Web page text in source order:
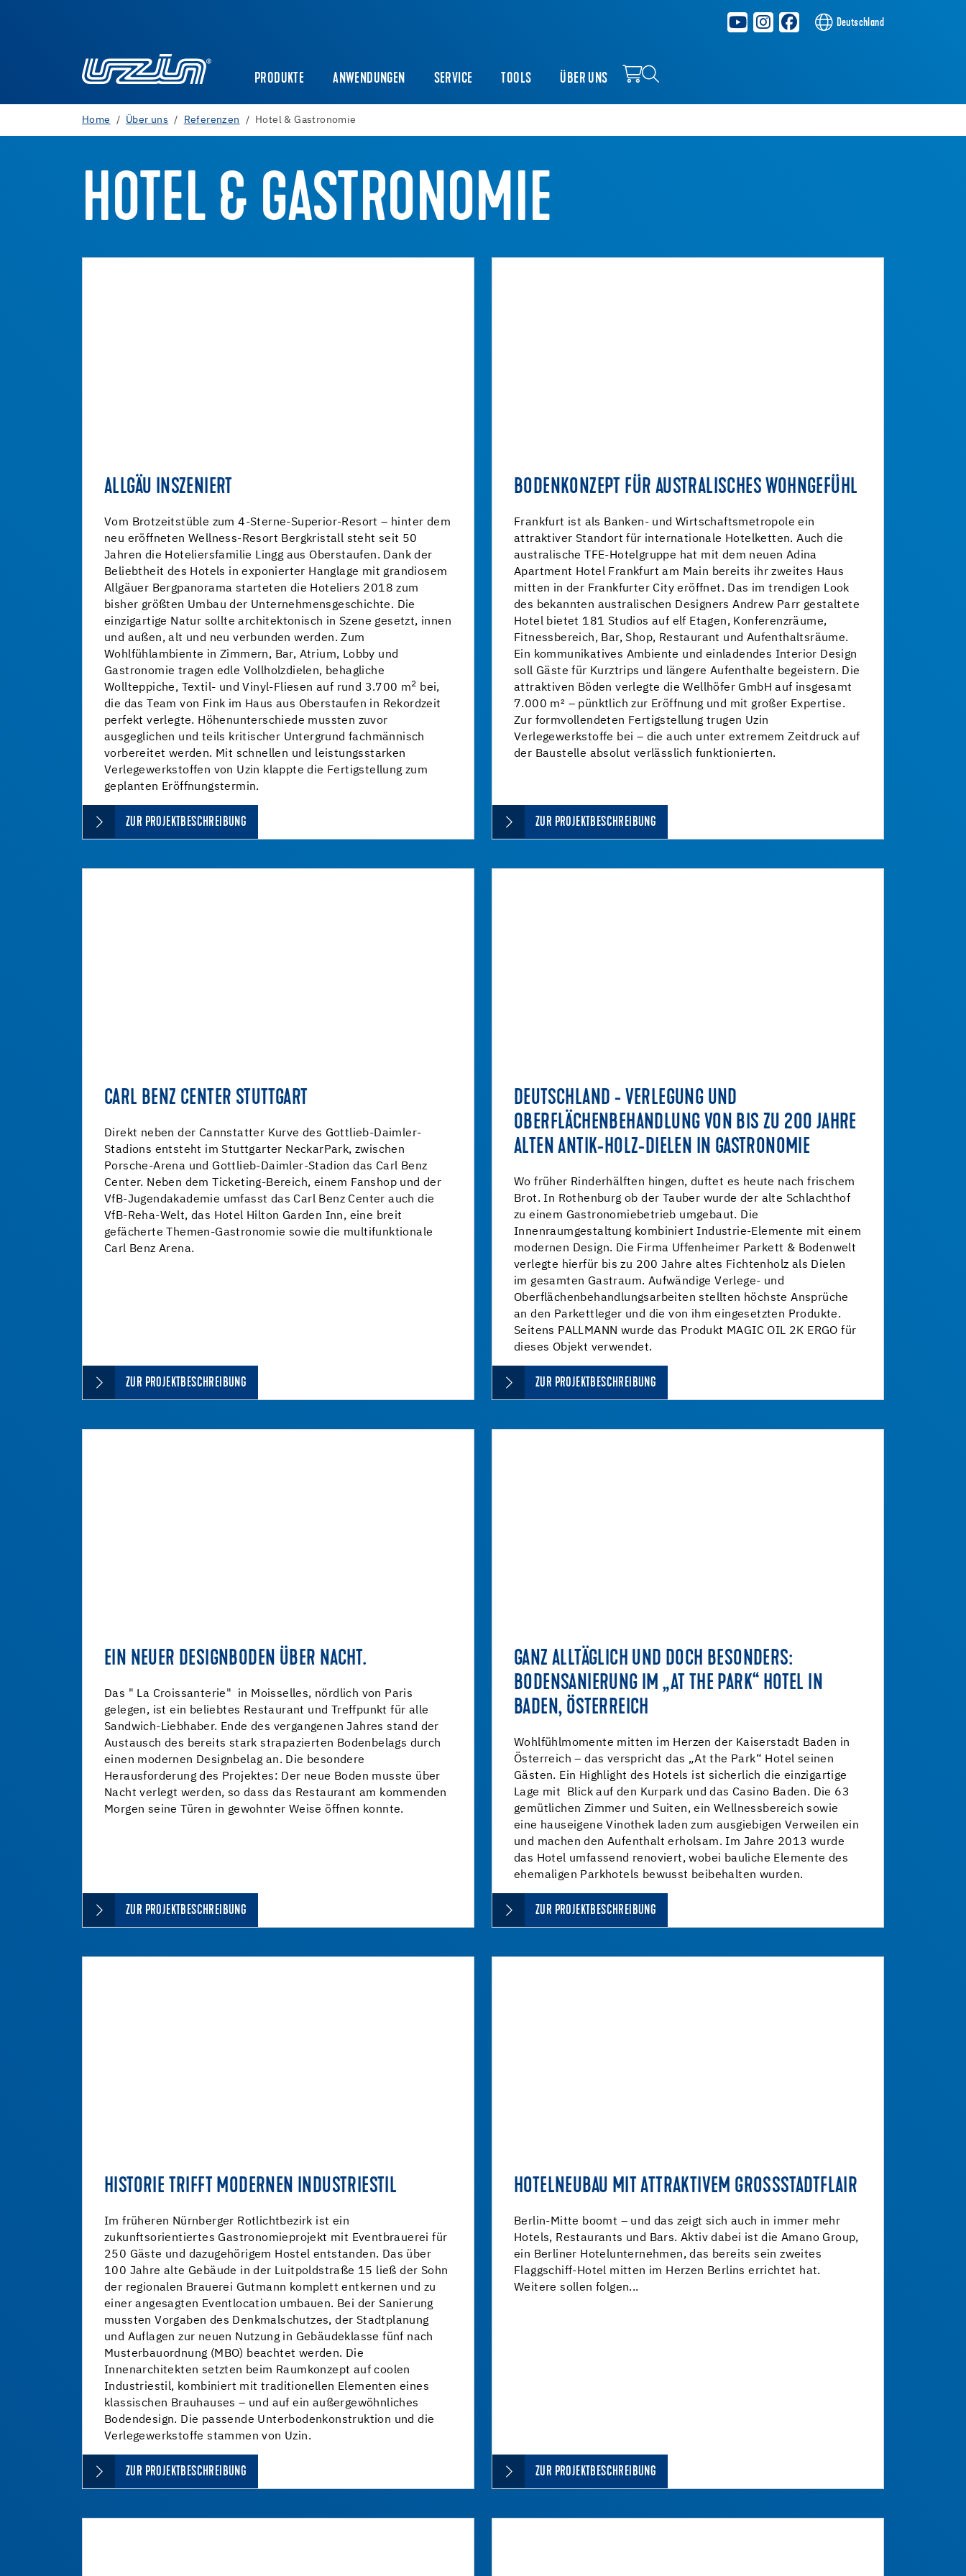
Deutschland
PRODUKTE ANWENDUNGEN SERVICE TOOLS ÜBER UNS
Home Über uns Referenzen Hotel & Gastronomie
HOTEL & GASTRONOMIE
ALLGÄU INSZENIERT
Vom Brotzeitstüble zum 4-Sterne-Superior-Resort – hinter dem
neu eröffneten Wellness-Resort Bergkristall steht seit 50
Jahren die Hoteliersfamilie Lingg aus Oberstaufen. Dank der
Beliebtheit des Hotels in exponierter Hanglage mit grandiosem
Allgäuer Bergpanorama starteten die Hoteliers 2018 zum
bisher größten Umbau der Unternehmensgeschichte. Die
einzigartige Natur sollte architektonisch in Szene gesetzt, innen
und außen, alt und neu verbunden werden. Zum
Wohlfühlambiente in Zimmern, Bar, Atrium, Lobby und
Gastronomie tragen edle Vollholzdielen, behagliche
Wollteppiche, Textil- und Vinyl-Fliesen auf rund 3.700 m2 bei,
die das Team von Fink im Haus aus Oberstaufen in Rekordzeit
perfekt verlegte. Höhenunterschiede mussten zuvor
ausgeglichen und teils kritischer Untergrund fachmännisch
vorbereitet werden. Mit schnellen und leistungsstarken
Verlegewerkstoffen von Uzin klappte die Fertigstellung zum
geplanten Eröffnungstermin.
ZUR PROJEKTBESCHREIBUNG
BODENKONZEPT FÜR AUSTRALISCHES WOHNGEFÜHL
Frankfurt ist als Banken- und Wirtschaftsmetropole ein
attraktiver Standort für internationale Hotelketten. Auch die
australische TFE-Hotelgruppe hat mit dem neuen Adina
Apartment Hotel Frankfurt am Main bereits ihr zweites Haus
mitten in der Frankfurter City eröffnet. Das im trendigen Look
des bekannten australischen Designers Andrew Parr gestaltete
Hotel bietet 181 Studios auf elf Etagen, Konferenzräume,
Fitnessbereich, Bar, Shop, Restaurant und Aufenthaltsräume.
Ein kommunikatives Ambiente und einladendes Interior Design
soll Gäste für Kurztrips und längere Aufenthalte begeistern. Die
attraktiven Böden verlegte die Wellhöfer GmbH auf insgesamt
7.000 m² – pünktlich zur Eröffnung und mit großer Expertise.
Zur formvollendeten Fertigstellung trugen Uzin
Verlegewerkstoffe bei – die auch unter extremem Zeitdruck auf
der Baustelle absolut verlässlich funktionierten.
ZUR PROJEKTBESCHREIBUNG
CARL BENZ CENTER STUTTGART
Direkt neben der Cannstatter Kurve des Gottlieb-Daimler-
Stadions entsteht im Stuttgarter NeckarPark, zwischen
Porsche-Arena und Gottlieb-Daimler-Stadion das Carl Benz
Center. Neben dem Ticketing-Bereich, einem Fanshop und der
VfB-Jugendakademie umfasst das Carl Benz Center auch die
VfB-Reha-Welt, das Hotel Hilton Garden Inn, eine breit
gefächerte Themen-Gastronomie sowie die multifunktionale
Carl Benz Arena.
ZUR PROJEKTBESCHREIBUNG
DEUTSCHLAND - VERLEGUNG UND
OBERFLÄCHENBEHANDLUNG VON BIS ZU 200 JAHRE
ALTEN ANTIK-HOLZ-DIELEN IN GASTRONOMIE
Wo früher Rinderhälften hingen, duftet es heute nach frischem
Brot. In Rothenburg ob der Tauber wurde der alte Schlachthof
zu einem Gastronomiebetrieb umgebaut. Die
Innenraumgestaltung kombiniert Industrie-Elemente mit einem
modernen Design. Die Firma Uffenheimer Parkett & Bodenwelt
verlegte hierfür bis zu 200 Jahre altes Fichtenholz als Dielen
im gesamten Gastraum. Aufwändige Verlege- und
Oberflächenbehandlungsarbeiten stellten höchste Ansprüche
an den Parkettleger und die von ihm eingesetzten Produkte.
Seitens PALLMANN wurde das Produkt MAGIC OIL 2K ERGO für
dieses Objekt verwendet.
ZUR PROJEKTBESCHREIBUNG
EIN NEUER DESIGNBODEN ÜBER NACHT.
Das " La Croissanterie" in Moisselles, nördlich von Paris
gelegen, ist ein beliebtes Restaurant und Treffpunkt für alle
Sandwich-Liebhaber. Ende des vergangenen Jahres stand der
Austausch des bereits stark strapazierten Bodenbelags durch
einen modernen Designbelag an. Die besondere
Herausforderung des Projektes: Der neue Boden musste über
Nacht verlegt werden, so dass das Restaurant am kommenden
Morgen seine Türen in gewohnter Weise öffnen konnte.
ZUR PROJEKTBESCHREIBUNG
GANZ ALLTÄGLICH UND DOCH BESONDERS:
BODENSANIERUNG IM „AT THE PARK“ HOTEL IN
BADEN, ÖSTERREICH
Wohlfühlmomente mitten im Herzen der Kaiserstadt Baden in
Österreich – das verspricht das „At the Park“ Hotel seinen
Gästen. Ein Highlight des Hotels ist sicherlich die einzigartige
Lage mit Blick auf den Kurpark und das Casino Baden. Die 63
gemütlichen Zimmer und Suiten, ein Wellnessbereich sowie
eine hauseigene Vinothek laden zum ausgiebigen Verweilen ein
und machen den Aufenthalt erholsam. Im Jahre 2013 wurde
das Hotel umfassend renoviert, wobei bauliche Elemente des
ehemaligen Parkhotels bewusst beibehalten wurden.
ZUR PROJEKTBESCHREIBUNG
HISTORIE TRIFFT MODERNEN INDUSTRIESTIL
Im früheren Nürnberger Rotlichtbezirk ist ein
zukunftsorientiertes Gastronomieprojekt mit Eventbrauerei für
250 Gäste und dazugehörigem Hostel entstanden. Das über
100 Jahre alte Gebäude in der Luitpoldstraße 15 ließ der Sohn
der regionalen Brauerei Gutmann komplett entkernen und zu
einer angesagten Eventlocation umbauen. Bei der Sanierung
mussten Vorgaben des Denkmalschutzes, der Stadtplanung
und Auflagen zur neuen Nutzung in Gebäudeklasse fünf nach
Musterbauordnung (MBO) beachtet werden. Die
Innenarchitekten setzten beim Raumkonzept auf coolen
Industriestil, kombiniert mit traditionellen Elementen eines
klassischen Brauhauses – und auf ein außergewöhnliches
Bodendesign. Die passende Unterbodenkonstruktion und die
Verlegewerkstoffe stammen von Uzin.
ZUR PROJEKTBESCHREIBUNG
HOTELNEUBAU MIT ATTRAKTIVEM GROSSSTADTFLAIR
Berlin-Mitte boomt – und das zeigt sich auch in immer mehr
Hotels, Restaurants und Bars. Aktiv dabei ist die Amano Group,
ein Berliner Hotelunternehmen, das bereits sein zweites
Flaggschiff-Hotel mitten im Herzen Berlins errichtet hat.
Weitere sollen folgen...
ZUR PROJEKTBESCHREIBUNG